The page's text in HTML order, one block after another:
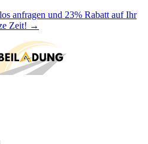
anfragen und 23% Rabatt auf Ihr
Zeit! →